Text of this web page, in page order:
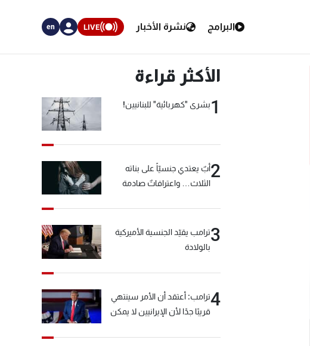
البرامج نشرة الأخبار LIVE
en
الأكثر قراءة
1بشرى "كهربائية" للبنانيين!
2أبٌ يعتدي جنسيّاً على بناته
الثلاث… واعترافاتٌ صادمة
3ترامب يقيّد الجنسية الأميركية
بالولادة
4ترامب: أعتقد أن الأمر سينتهي
قريبًا جدًا لأن الإيرانيين لا يمكن